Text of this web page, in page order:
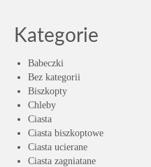
Kategorie
Babeczki
Bez kategorii
Biszkopty
Chleby
Ciasta
Ciasta biszkoptowe
Ciasta ucierane
Ciasta zagniatane